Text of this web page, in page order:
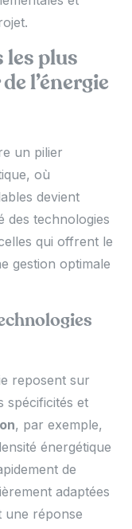
les plus
l’énergie
un pilier
où
devient
des technologies
qui offrent le
gestion optimale
reposent sur
spécificités et
, par exemple,
énergétique
de
adaptées
une réponse